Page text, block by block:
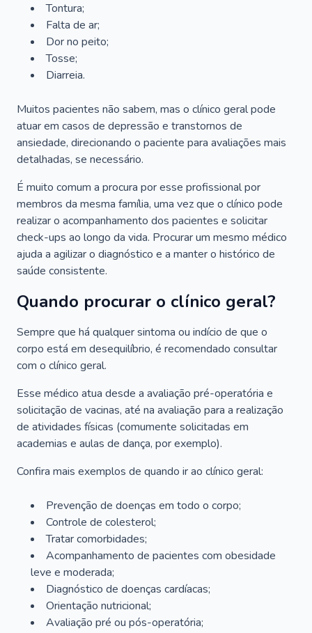
Tontura;
Falta de ar;
Dor no peito;
Tosse;
Diarreia.
Muitos pacientes não sabem, mas o clínico geral pode
atuar em casos de depressão e transtornos de
ansiedade, direcionando o paciente para avaliações mais
detalhadas, se necessário.
É muito comum a procura por esse profissional por
membros da mesma família, uma vez que o clínico pode
realizar o acompanhamento dos pacientes e solicitar
check-ups ao longo da vida. Procurar um mesmo médico
ajuda a agilizar o diagnóstico e a manter o histórico de
saúde consistente.
Quando procurar o clínico geral?
Sempre que há qualquer sintoma ou indício de que o
corpo está em desequilíbrio, é recomendado consultar
com o clínico geral.
Esse médico atua desde a avaliação pré-operatória e
solicitação de vacinas, até na avaliação para a realização
de atividades físicas (comumente solicitadas em
academias e aulas de dança, por exemplo).
Confira mais exemplos de quando ir ao clínico geral:
Prevenção de doenças em todo o corpo;
Controle de colesterol;
Tratar comorbidades;
Acompanhamento de pacientes com obesidade
leve e moderada;
Diagnóstico de doenças cardíacas;
Orientação nutricional;
Avaliação pré ou pós-operatória;